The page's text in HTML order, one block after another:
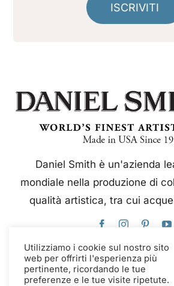
ISCRIVITI
Daniel Smith è un'azienda
mondiale nella produzione di
qualità artistica, tra cui
Questo sito web utilizza
Utilizziamo i cookie sul nostro sito
web per offrirti l'esperienza più
pertinente, ricordando le tue
preferenze e le tue visite ripetute.